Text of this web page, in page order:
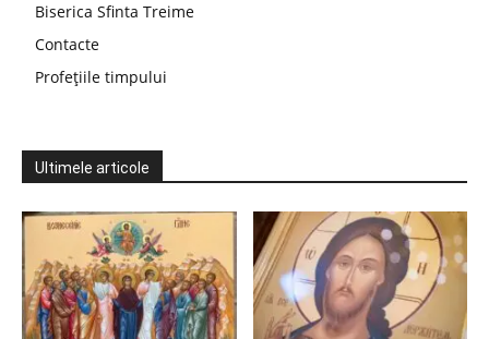
Biserica Sfinta Treime
Contacte
Profețiile timpului
Ultimele articole